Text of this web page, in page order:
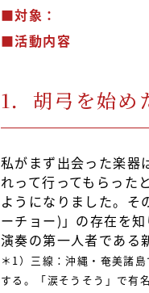
■対象：
■活動内容
1．胡弓を始め
私がまず出会った楽器
れって行ってもらった
ようになりました。そ
ーチョー)」の存在を
演奏の第一人者である
＊1）三線：沖縄・奄美諸
する。「涙そうそう」で有